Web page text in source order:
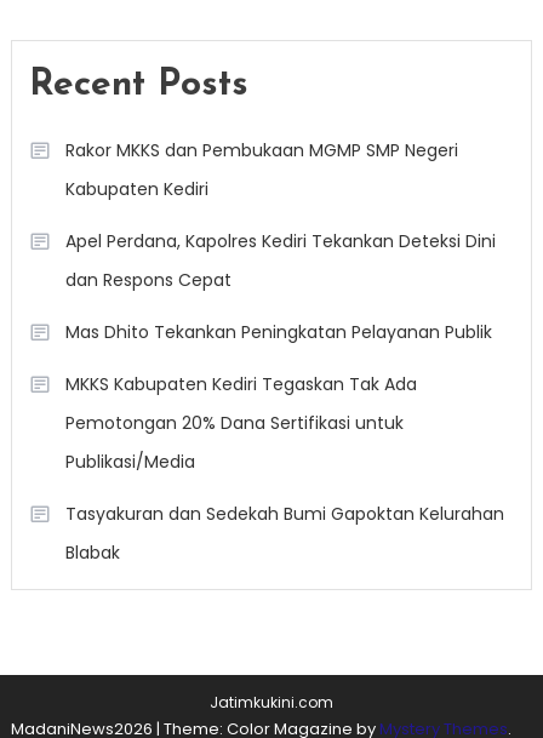
Recent Posts
Rakor MKKS dan Pembukaan MGMP SMP Negeri
Kabupaten Kediri
Apel Perdana, Kapolres Kediri Tekankan Deteksi Dini
dan Respons Cepat
Mas Dhito Tekankan Peningkatan Pelayanan Publik
MKKS Kabupaten Kediri Tegaskan Tak Ada
Pemotongan 20% Dana Sertifikasi untuk
Publikasi/Media
Tasyakuran dan Sedekah Bumi Gapoktan Kelurahan
Blabak
Jatimkukini.com
MadaniNews2026 | Theme: Color Magazine by Mystery Themes.